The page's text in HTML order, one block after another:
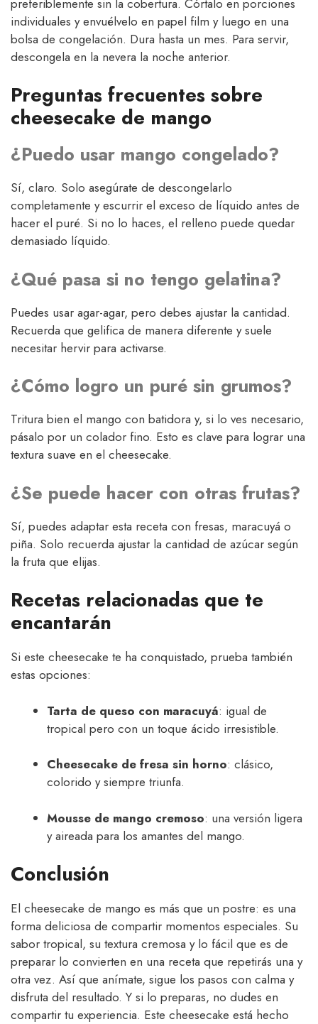
preferiblemente sin la cobertura. Córtalo en porciones
individuales y envuélvelo en papel film y luego en una
bolsa de congelación. Dura hasta un mes. Para servir,
descongela en la nevera la noche anterior.
Preguntas frecuentes sobre
cheesecake de mango
¿Puedo usar mango congelado?
Sí, claro. Solo asegúrate de descongelarlo
completamente y escurrir el exceso de líquido antes de
hacer el puré. Si no lo haces, el relleno puede quedar
demasiado líquido.
¿Qué pasa si no tengo gelatina?
Puedes usar agar-agar, pero debes ajustar la cantidad.
Recuerda que gelifica de manera diferente y suele
necesitar hervir para activarse.
¿Cómo logro un puré sin grumos?
Tritura bien el mango con batidora y, si lo ves necesario,
pásalo por un colador fino. Esto es clave para lograr una
textura suave en el cheesecake.
¿Se puede hacer con otras frutas?
Sí, puedes adaptar esta receta con fresas, maracuyá o
piña. Solo recuerda ajustar la cantidad de azúcar según
la fruta que elijas.
Recetas relacionadas que te
encantarán
Si este cheesecake te ha conquistado, prueba también
estas opciones:
Tarta de queso con maracuyá: igual de
tropical pero con un toque ácido irresistible.
Cheesecake de fresa sin horno: clásico,
colorido y siempre triunfa.
Mousse de mango cremoso: una versión ligera
y aireada para los amantes del mango.
Conclusión
El cheesecake de mango es más que un postre: es una
forma deliciosa de compartir momentos especiales. Su
sabor tropical, su textura cremosa y lo fácil que es de
preparar lo convierten en una receta que repetirás una y
otra vez. Así que anímate, sigue los pasos con calma y
disfruta del resultado. Y si lo preparas, no dudes en
compartir tu experiencia. Este cheesecake está hecho